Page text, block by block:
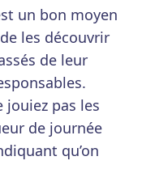
un bon moyen
les découvrir
de leur
jouiez pas les
de journée
qu’on